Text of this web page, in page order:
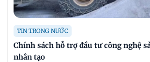
TIN TRONG NƯỚC
Chính sách hỗ trợ đầu tư công nghệ
nhân tạo